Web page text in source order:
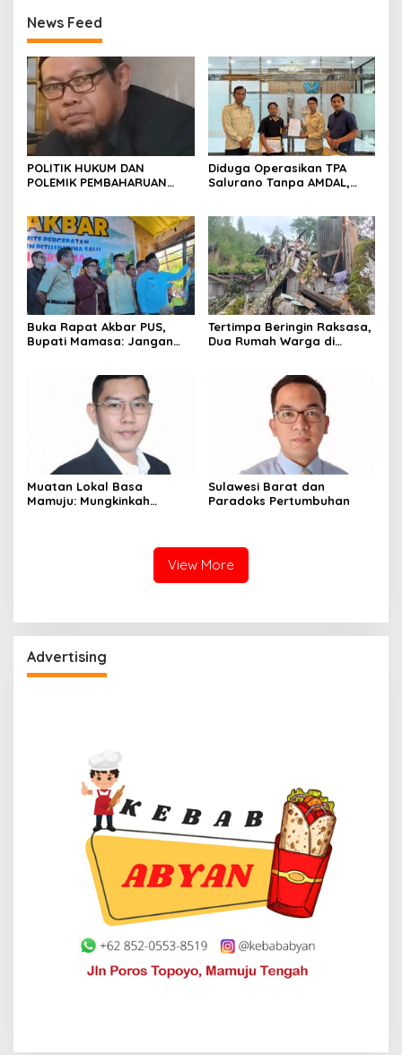
News Feed
POLITIK HUKUM DAN
POLEMIK PEMBAHARUAN
Diduga Operasikan TPA
Salurano Tanpa AMDAL,
Kementerian
Buka Rapat Akbar PUS,
Bupati Mamasa: Jangan
Tertimpa Beringin Raksasa,
Dua Rumah Warga di
Muatan Lokal Basa
Mamuju: Mungkinkah
Sulawesi Barat dan
Paradoks Pertumbuhan
View More
Advertising